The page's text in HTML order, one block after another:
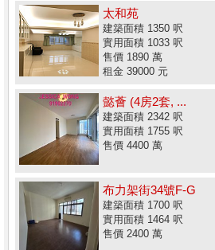
太和苑
建築面積 1350 呎
實用面積 1033 呎
售價 1890 萬
租金 39000 元
懿薈 (4房2套, ...
建築面積 2342 呎
實用面積 1755 呎
售價 4400 萬
布力架街34號F-G
建築面積 1700 呎
實用面積 1464 呎
售價 2400 萬